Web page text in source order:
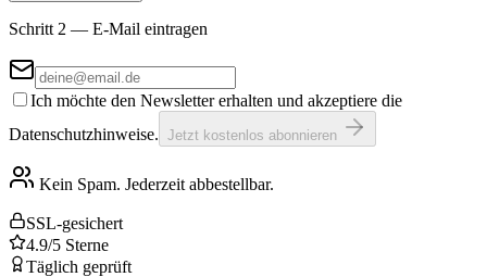
Schritt 2 — E-Mail eintragen
Ich möchte den Newsletter erhalten und akzeptiere die
Datenschutzhinweise. Jetzt kostenlos abonnieren
Kein Spam. Jederzeit abbestellbar.
SSL-gesichert
4.9/5 Sterne
Täglich geprüft